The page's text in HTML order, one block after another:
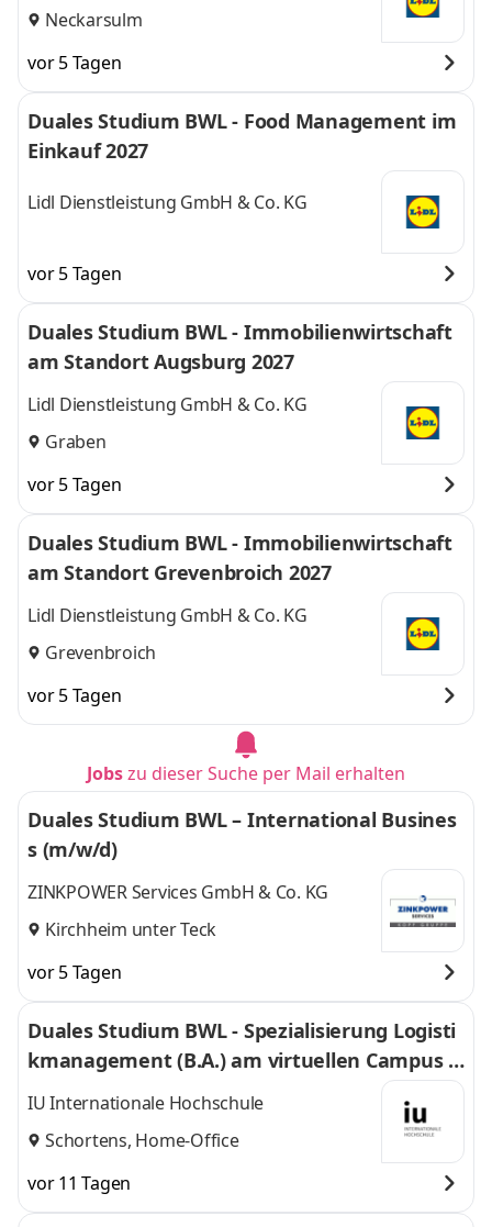
Neckarsulm
vor 5 Tagen
Duales Studium BWL - Food Management im
Einkauf 2027
Lidl Dienstleistung GmbH & Co. KG
vor 5 Tagen
Duales Studium BWL - Immobilienwirtschaft
am Standort Augsburg 2027
Lidl Dienstleistung GmbH & Co. KG
Graben
vor 5 Tagen
Duales Studium BWL - Immobilienwirtschaft
am Standort Grevenbroich 2027
Lidl Dienstleistung GmbH & Co. KG
Grevenbroich
vor 5 Tagen
Jobszu dieser Suche per Mail erhalten
Duales Studium BWL – International Busines
s (m/w/d)
ZINKPOWER Services GmbH & Co. KG
Kirchheim unter Teck
vor 5 Tagen
Duales Studium BWL - Spezialisierung Logisti
kmanagement (B.A.) am virtuellen Campus -
Nordfrost GmbH & Co. KG
IU Internationale Hochschule
Schortens, Home-Office
vor 11 Tagen